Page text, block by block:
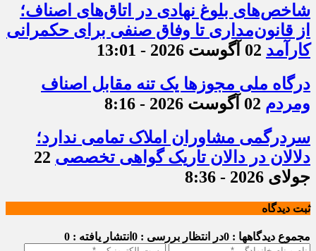
شاخص‌های بلوغ نهادی در اتاق‌های اصناف؛
از قانون‌مداری تا وفاق صنفی برای حکمرانی
کارآمد 02 آگوست 2026 - 13:01
درگاه ملی مجوزها یک تنه مقابل اصناف
ومردم 02 آگوست 2026 - 8:16
سردرگمی مشاوران املاک تمامی ندارد؛
دلالان در دالان تاریک گواهی تخصصی 22
جولای 2026 - 8:36
ثبت دیدگاه
مجموع دیدگاهها : 0 در انتظار بررسی : 0 انتشار یافته : 0